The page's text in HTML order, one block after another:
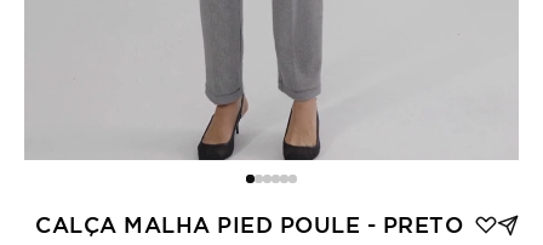
CALÇA MALHA PIED POULE - PRETO